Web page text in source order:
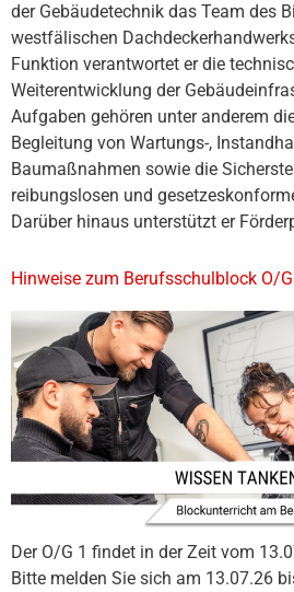
der Gebäudetechnik das Team des
westfälischen
Funktion verantwortet er die
Weiterentwicklung der
Aufgaben gehören unter anderem
Begleitung von Wartungs-,
Baumaßnahmen sowie die
reibungslosen und
Darüber hinaus unterstützt er
Hinweise zum Berufsschulblock O/G
Der O/G 1 findet in der Zeit vom
Bitte melden Sie sich am 13.07.26